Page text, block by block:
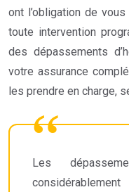
ont l’obligation de
toute intervention
des dépassements
votre assurance
les prendre en charge,
Les